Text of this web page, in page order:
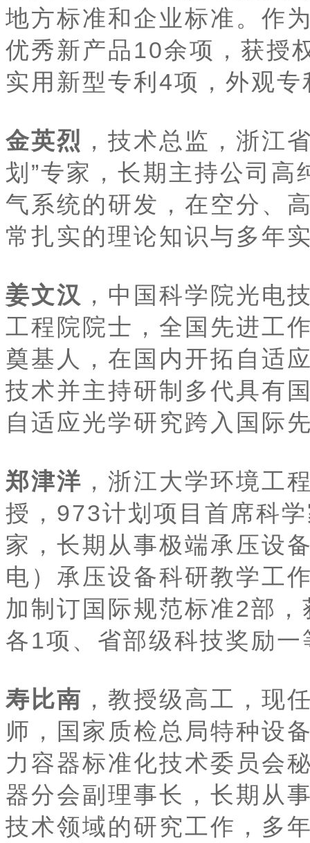
地方标准和企业标准。作
优秀新产品10余项，获授
实用新型专利4项，外观
金英烈 ，技术总监，浙江
划”专家，长期主持公司
气系统的研发，在空分、
常扎实的理论知识与多年
姜文汉 ，中国科学院光电
工程院院士，全国先进工
奠基人，在国内开拓自适
技术并主持研制多代具有
自适应光学研究跨入国际
郑津洋 ，浙江大学环境工
授，973计划项目首席科
家，长期从事极端承压设
电）承压设备科研教学工
加制订国际规范标准2部
各1项、省部级科技奖励
寿比南 ，教授级高工，现
师，国家质检总局特种设
力容器标准化技术委员会
器分会副理事长，长期从
技术领域的研究工作，多